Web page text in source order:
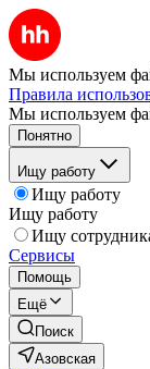
Мы используем
Правила
Мы используем
Понятно
Ищу работу
Ищу работу
Ищу работу
Ищу
Сервисы
Помощь
Ещё
Поиск
Азовская